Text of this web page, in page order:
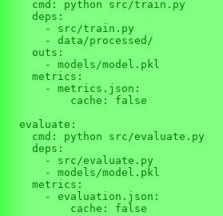
    cmd: python src/train.py
    deps:
      - src/train.py
      - data/processed/
    outs:
      - models/model.pkl
    metrics:
      - metrics.json:
          cache: false
  evaluate:
    cmd: python src/evaluate.py
    deps:
      - src/evaluate.py
      - models/model.pkl
    metrics:
      - evaluation.json:
          cache: false